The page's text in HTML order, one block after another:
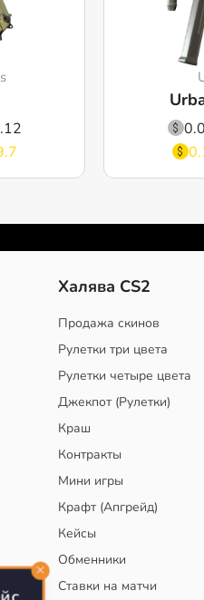
Халява CS2
Продажа скинов
Рулетки три цвета
Рулетки четыре цвета
Джекпот (Рулетки)
Краш
Контракты
Мини игры
Крафт (Апгрейд)
Кейсы
Обменники
Ставки на матчи